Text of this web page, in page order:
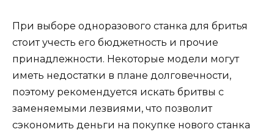
При выборе одноразового станка для бритья
стоит учесть его бюджетность и прочие
принадлежности. Некоторые модели могут
иметь недостатки в плане долговечности,
поэтому рекомендуется искать бритвы с
заменяемыми лезвиями, что позволит
сэкономить деньги на покупке нового станка